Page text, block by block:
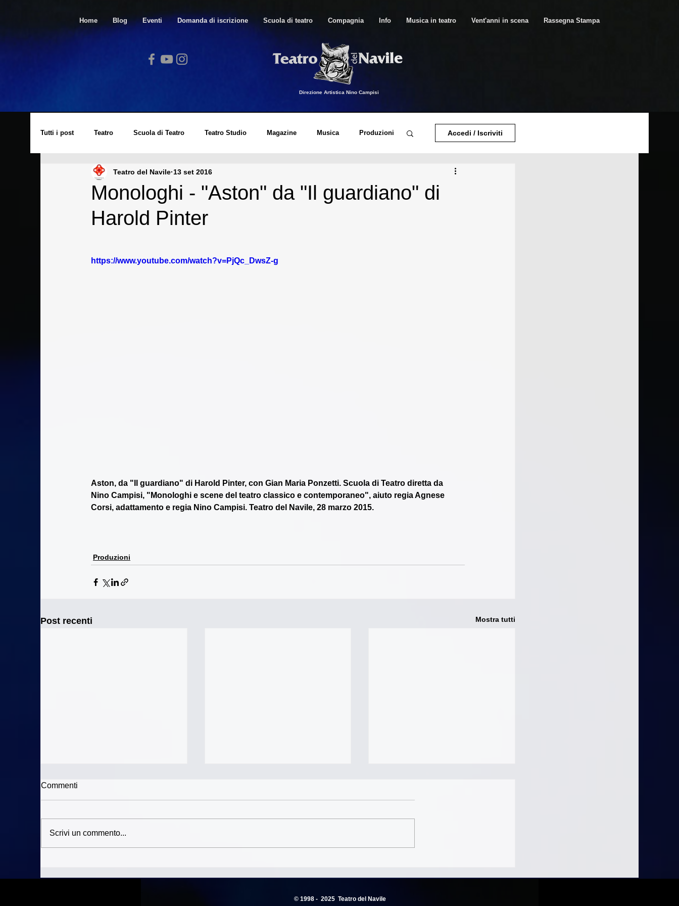
Home Blog Eventi Domanda di iscrizione Scuola di teatro Compagnia Info Musica in teatro Vent'anni in scena Rassegna Stampa
Direzione Artistica Nino Campisi
Tutti i post Teatro Scuola di Teatro Teatro Studio Magazine Musica Produzioni
Spazio Arte Lucio Dalla Corso di Canto Moderno
Laboratorio di Cinema Eventi Archivio Storico
Accedi / Iscriviti
Monologhi - "Aston" da "Il guardiano" di
Harold Pinter
Teatro del Navile 13 set 2016
https://www.youtube.com/watch?v=PjQc_DwsZ-g
Aston, da "Il guardiano" di Harold Pinter, con Gian Maria Ponzetti. Scuola di Teatro diretta da
Nino Campisi, "Monologhi e scene del teatro classico e contemporaneo", aiuto regia Agnese
Corsi, adattamento e regia Nino Campisi. Teatro del Navile, 28 marzo 2015.
Produzioni
Post recenti Mostra tutti
Commenti
Scrivi un commento...
© 1998 - 2025 Teatro del Navile